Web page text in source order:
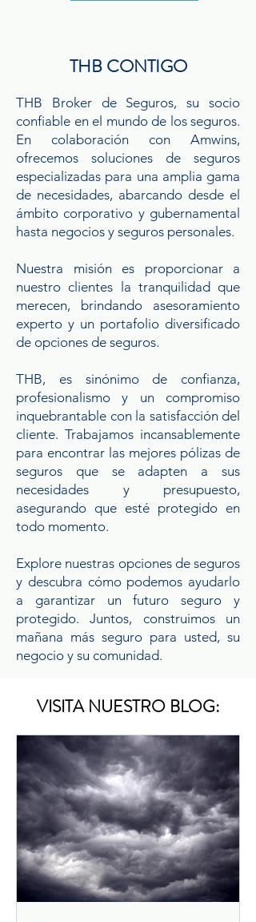
THB CONTIGO
THB Broker de Seguros, su socio
confiable en el mundo de los seguros.
En colaboración con Amwins,
ofrecemos soluciones de seguros
especializadas para una amplia gama
de necesidades, abarcando desde el
ámbito corporativo y gubernamental
hasta negocios y seguros personales.
Nuestra misión es proporcionar a
nuestro clientes la tranquilidad que
merecen, brindando asesoramiento
experto y un portafolio diversificado
de opciones de seguros.
THB, es sinónimo de confianza,
profesionalismo y un compromiso
inquebrantable con la satisfacción del
cliente. Trabajamos incansablemente
para encontrar las mejores pólizas de
seguros que se adapten a sus
necesidades y presupuesto,
asegurando que esté protegido en
todo momento.
Explore nuestras opciones de seguros
y descubra cómo podemos ayudarlo
a garantizar un futuro seguro y
protegido. Juntos, construimos un
mañana más seguro para usted, su
negocio y su comunidad.
VISITA NUESTRO BLOG: